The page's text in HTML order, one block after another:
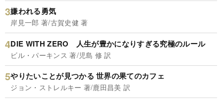
嫌われる勇気
岸見一郎 著/古賀史健 著
DIE WITH ZERO 人生が豊かになりすぎる究極のルール
ビル・パーキンス 著/児島 修 訳
やりたいことが見つかる 世界の果てのカフェ
ジョン・ストレルキー 著/鹿田昌美 訳